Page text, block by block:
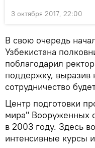
3 октября 2017, 22:00
В свою очередь
Узбекистана
поблагодарил
поддержку, выразив
сотрудничество
Центр подготовки
мира" Вооруженных
в 2003 году. Здесь
интенсивные курсы